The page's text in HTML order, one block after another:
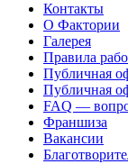
Контакты
О Фактории
Галерея
Правила
Публичная
Публичная
FAQ —
Франшиза
Вакансии